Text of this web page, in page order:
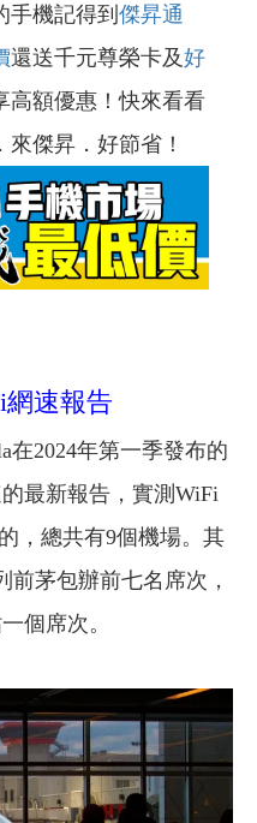
機記得到 傑昇通
還送千元尊榮卡及好
高額優惠！快來看看
來傑昇．好節省！
速報告
在2024年第一季發布的
最新報告，實測WiFi
，總共有9個機場。其
前茅包辦前七名席次，
個席次。